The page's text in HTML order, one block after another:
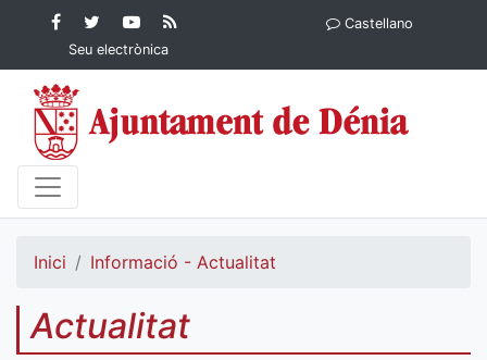
Contingut principalFacebook
Ajuntament de Dénia
Twitter
Ajuntament de
Dénia
YouTube
Ajuntament
de Dénia
Ajuntament
Seu electrònica
Castellano
Inici Informació - Actualitat
Actualitat